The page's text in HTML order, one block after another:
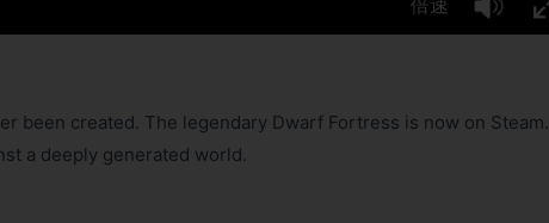
been created. The legendary Dwarf Fortress is now on Steam.
a deeply generated world.